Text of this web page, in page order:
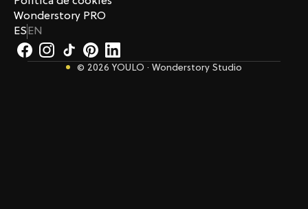
Wonderstory PRO
ESEN
© 2026 YOULO · Wonderstory Studio